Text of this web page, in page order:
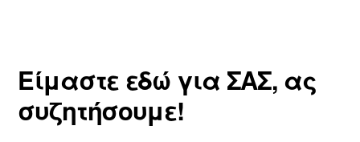
Είμαστε εδώ για ΣΑΣ, ας
συζητήσουμε!